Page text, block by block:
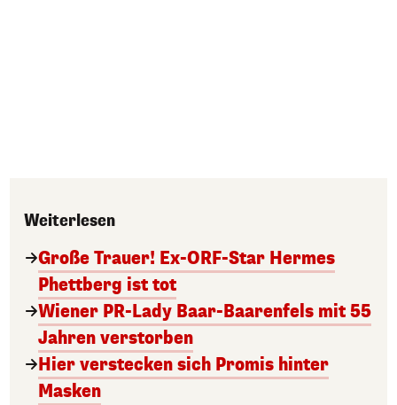
Weiterlesen
Große Trauer! Ex-ORF-Star Hermes
Phettberg ist tot
Wiener PR-Lady Baar-Baarenfels mit 55
Jahren verstorben
Hier verstecken sich Promis hinter
Masken